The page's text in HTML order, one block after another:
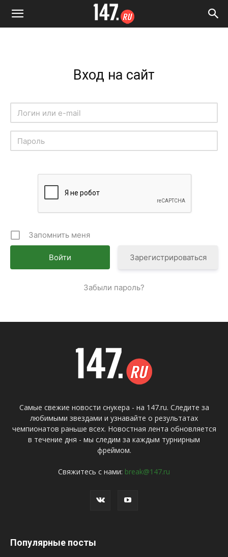
Вход на сайт
Запомнить меня
Зарегистрироваться
Забыли пароль?
Самые свежие новости снукера - на 147.ru. Следите за
любимыми звездами и узнавайте о результатах
чемпионатов раньше всех. Новостная лента обновляется
в течение дня - мы следим за каждым турнирным
фреймом.
Свяжитесь с нами: break@147.ru
Популярные посты